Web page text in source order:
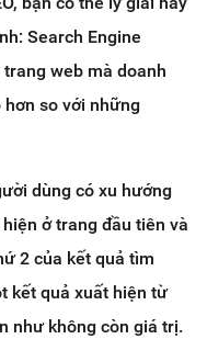
Search Engine
web mà doanh
so với những
dùng có xu hướng
ở trang đầu tiên và
2 của kết quả tìm
kết quả xuất hiện từ
như không còn giá trị.